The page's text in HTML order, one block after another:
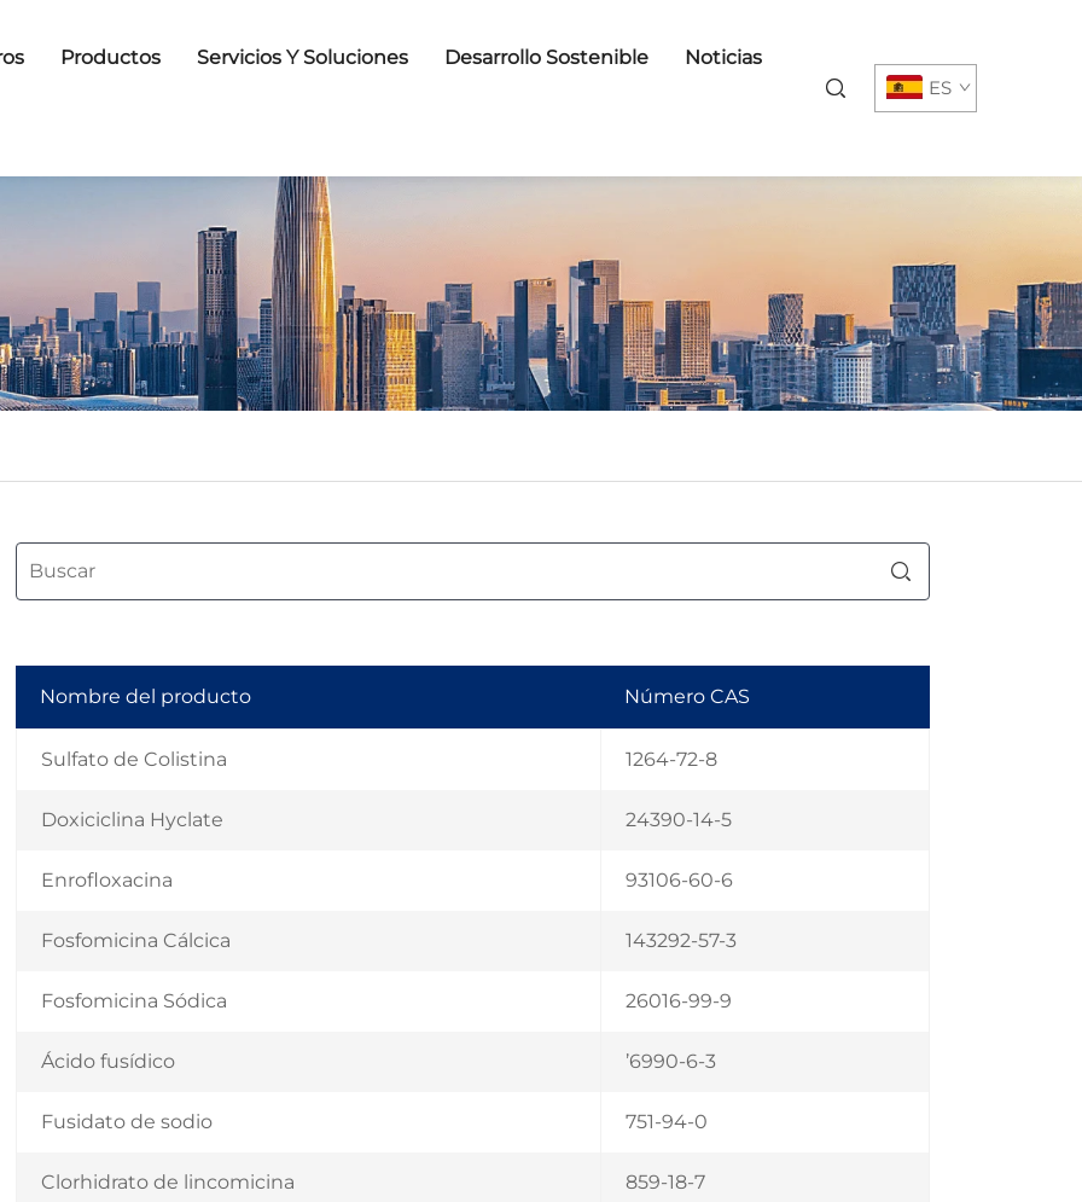
Productos Servicios Y Soluciones Desarrollo Sostenible Noticias
ES
Nombre del producto Número CAS
Sulfato de Colistina 1264-72-8
Doxiciclina Hyclate 24390-14-5
Enrofloxacina 93106-60-6
Fosfomicina Cálcica 143292-57-3
Fosfomicina Sódica 26016-99-9
Ácido fusídico ’6990-6-3
Fusidato de sodio 751-94-0
Clorhidrato de lincomicina 859-18-7